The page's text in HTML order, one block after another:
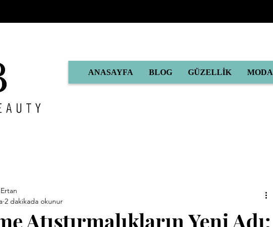
ANASAYFA BLOG GÜZELLİK MODA
Atıştırmalıkların Yeni Adı:
2 dakikada okunur